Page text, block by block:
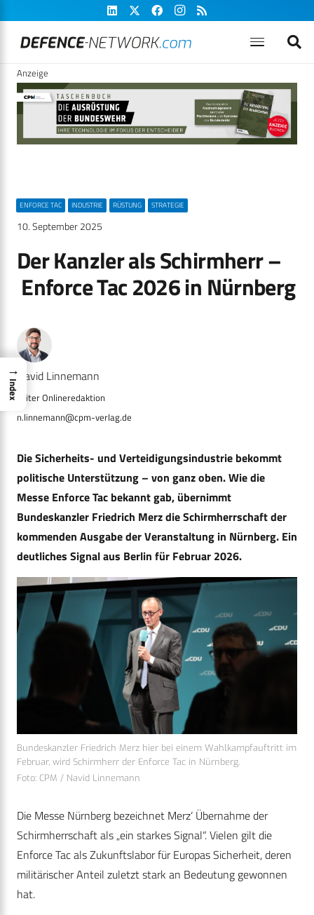
Anzeige
ENFORCE TAC INDUSTRIE RÜSTUNG STRATEGIE
10. September 2025
Der Kanzler als Schirmherr –
Enforce Tac 2026 in Nürnberg
Navid Linnemann
n.linnemann@cpm-verlag.de
Die Sicherheits- und Verteidigungsindustrie bekommt
politische Unterstützung – von ganz oben. Wie die
Messe Enforce Tac bekannt gab, übernimmt
Bundeskanzler Friedrich Merz die Schirmherrschaft der
kommenden Ausgabe der Veranstaltung in Nürnberg. Ein
deutliches Signal aus Berlin für Februar 2026.
Bundeskanzler Friedrich Merz hier bei einem Wahlkampfauftritt im
Februar, wird Schirmherr der Enforce Tac in Nürnberg.
Foto: CPM / Navid Linnemann
Die Messe Nürnberg bezeichnet Merz‘ Übernahme der
Schirmherrschaft als „ein starkes Signal“. Vielen gilt die
Enforce Tac als Zukunftslabor für Europas Sicherheit, deren
militärischer Anteil zuletzt stark an Bedeutung gewonnen
hat.
→
Index